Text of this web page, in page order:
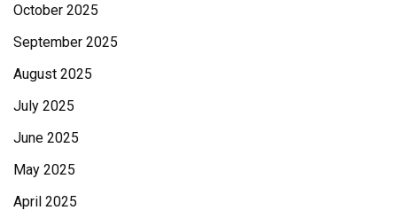
October 2025
September 2025
August 2025
July 2025
June 2025
May 2025
April 2025